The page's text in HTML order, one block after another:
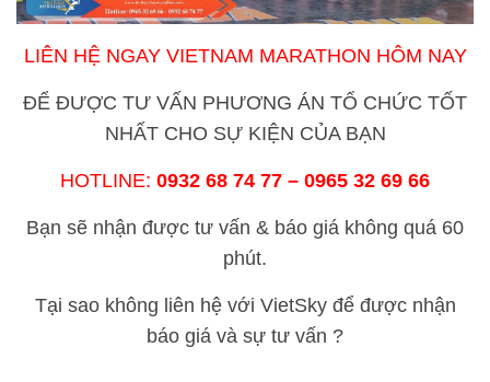
LIÊN HỆ NGAY VIETNAM MARATHON HÔM NAY
ĐỂ ĐƯỢC TƯ VẤN PHƯƠNG ÁN TỔ CHỨC TỐT
NHẤT CHO SỰ KIỆN CỦA BẠN
HOTLINE: 0932 68 74 77 – 0965 32 69 66
Bạn sẽ nhận được tư vấn & báo giá không quá 60
phút.
Tại sao không liên hệ với VietSky để được nhận
báo giá và sự tư vấn ?